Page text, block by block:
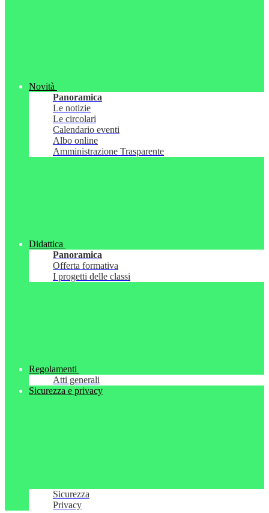
Novità
Panoramica
Le notizie
Le circolari
Calendario eventi
Albo online
Amministrazione Trasparente
Didattica
Panoramica
Offerta formativa
I progetti delle classi
Regolamenti
Atti generali
Sicurezza e privacy
Sicurezza
Privacy